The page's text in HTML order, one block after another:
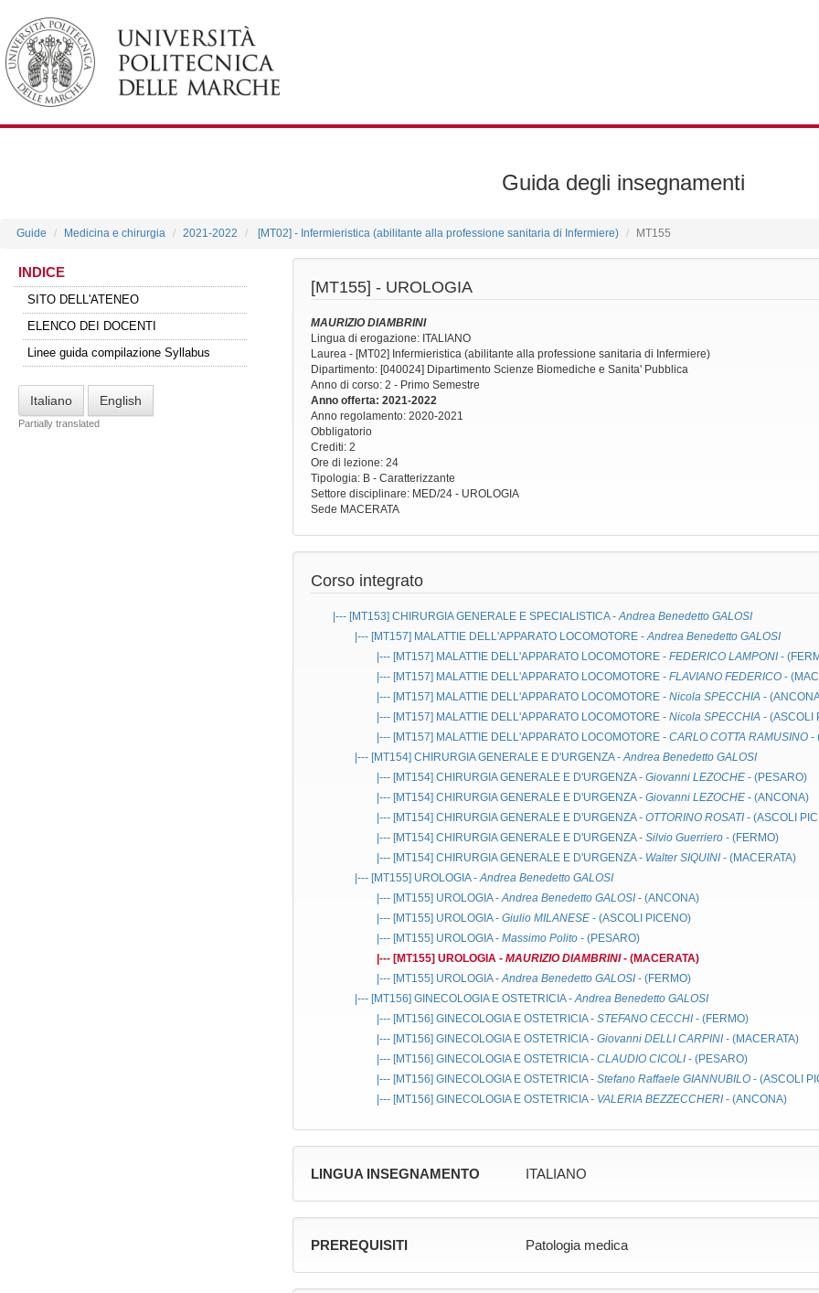
Guida degli insegnamenti
Guide Medicina e chirurgia 2021-2022 [MT02] - Infermieristica (abilitante alla professione sanitaria di Infermiere) MT155
INDICE
SITO DELL'ATENEO
ELENCO DEI DOCENTI
Linee guida compilazione Syllabus
Italiano English
Partially translated
[MT155] - UROLOGIA
MAURIZIO DIAMBRINI
Lingua di erogazione: ITALIANO
Laurea - [MT02] Infermieristica (abilitante alla professione sanitaria di Infermiere)
Dipartimento: [040024] Dipartimento Scienze Biomediche e Sanita' Pubblica
Anno di corso: 2 - Primo Semestre
Anno offerta: 2021-2022
Anno regolamento: 2020-2021
Obbligatorio
Crediti: 2
Ore di lezione: 24
Tipologia: B - Caratterizzante
Settore disciplinare: MED/24 - UROLOGIA
Sede MACERATA
Corso integrato
|--- [MT153] CHIRURGIA GENERALE E SPECIALISTICA-Andrea Benedetto GALOSI
|--- [MT157] MALATTIE DELL'APPARATO LOCOMOTORE -Andrea Benedetto GALOSI
|--- [MT157] MALATTIE DELL'APPARATO LOCOMOTORE - FEDERICO LAMPONI -
|--- [MT157] MALATTIE DELL'APPARATO LOCOMOTORE - FLAVIANO FEDERICO -
|--- [MT157] MALATTIE DELL'APPARATO LOCOMOTORE - Nicola SPECCHIA -
|--- [MT157] MALATTIE DELL'APPARATO LOCOMOTORE - Nicola SPECCHIA - (ASCOLI
|--- [MT157] MALATTIE DELL'APPARATO LOCOMOTORE - CARLO COTTA RAMUSINO -
|--- [MT154] CHIRURGIA GENERALE E D'URGENZA-Andrea Benedetto GALOSI
|--- [MT154] CHIRURGIA GENERALE E D'URGENZA- Giovanni LEZOCHE - (PESARO)
|--- [MT154] CHIRURGIA GENERALE E D'URGENZA- Giovanni LEZOCHE - (ANCONA)
|--- [MT154] CHIRURGIA GENERALE E D'URGENZA- OTTORINO ROSATI - (ASCOLI
|--- [MT154] CHIRURGIA GENERALE E D'URGENZA- Silvio Guerriero - (FERMO)
|--- [MT154] CHIRURGIA GENERALE E D'URGENZA- Walter SIQUINI - (MACERATA)
|--- [MT155] UROLOGIA-Andrea Benedetto GALOSI
|--- [MT155] UROLOGIA-Andrea Benedetto GALOSI- (ANCONA)
|--- [MT155] UROLOGIA- Giulio MILANESE - (ASCOLI PICENO)
|--- [MT155] UROLOGIA- Massimo Polito - (PESARO)
|--- [MT155] UROLOGIA - MAURIZIO DIAMBRINI- (MACERATA)
|--- [MT155] UROLOGIA-Andrea Benedetto GALOSI - (FERMO)
|--- [MT156] GINECOLOGIA E OSTETRICIA-Andrea Benedetto GALOSI
|--- [MT156] GINECOLOGIA E OSTETRICIA- STEFANO CECCHI - (FERMO)
|--- [MT156] GINECOLOGIA E OSTETRICIA- Giovanni DELLI CARPINI - (MACERATA)
|--- [MT156] GINECOLOGIA E OSTETRICIA- CLAUDIO CICOLI - (PESARO)
|--- [MT156] GINECOLOGIA E OSTETRICIA- Stefano Raffaele GIANNUBILO - (ASCOLI
|--- [MT156] GINECOLOGIA E OSTETRICIA- VALERIA BEZZECCHERI - (ANCONA)
LINGUA INSEGNAMENTO ITALIANO
PREREQUISITI Patologia medica